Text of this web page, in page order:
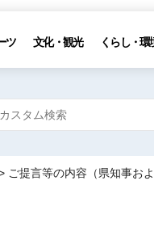
ツ 文化・観光 くらし・環
ご提言等の内容（県知事お